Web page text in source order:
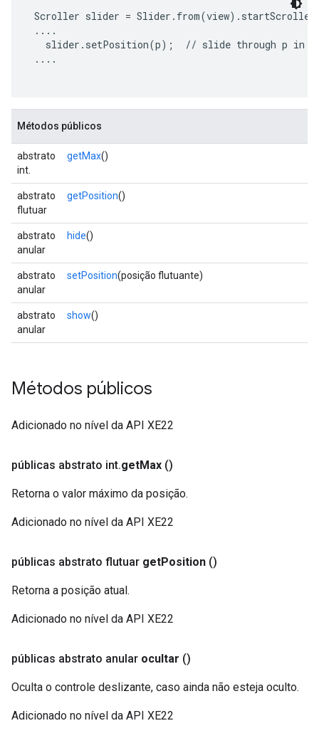
Scroller slider =
....
slider.setPosition(p);  // slide through p in
....
Métodos públicos
abstrato
int.
getMax()
abstrato
flutuar
getPosition()
abstrato
anular
hide()
abstrato
anular
setPosition(posição flutuante)
abstrato
anular
show()
Métodos públicos
Adicionado no nível da API XE22
públicas abstrato int.getMax ()
Retorna o valor máximo da posição.
Adicionado no nível da API XE22
públicas abstrato flutuar getPosition ()
Retorna a posição atual.
Adicionado no nível da API XE22
públicas abstrato anular ocultar ()
Oculta o controle deslizante, caso ainda não esteja oculto.
Adicionado no nível da API XE22